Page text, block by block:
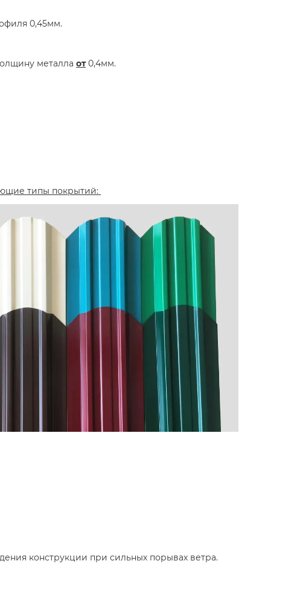
0,45мм.
металла от0,4мм.
типы покрытий:
конструкции при сильных порывах ветра.